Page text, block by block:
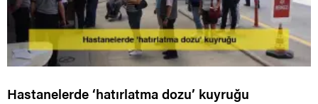
Hastanelerde ‘hatırlatma dozu’ kuyruğu